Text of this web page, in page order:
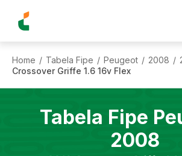
Home / Tabela Fipe / Peugeot / 2008 /
Crossover Griffe 1.6 16v Flex
Tabela Fipe
2008